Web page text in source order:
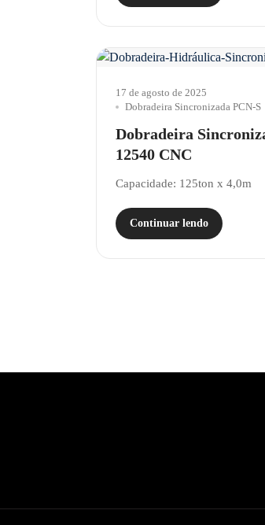
17 de agosto de 2025
Dobradeira Sincronizada PCN-S
Dobradeira
12540 CNC
Capacidade: 125ton x 4,0m
Continuar lendo